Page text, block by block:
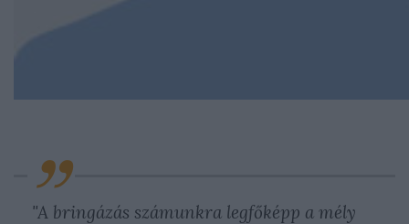
"A bringázás számunkra legfőképp a mély